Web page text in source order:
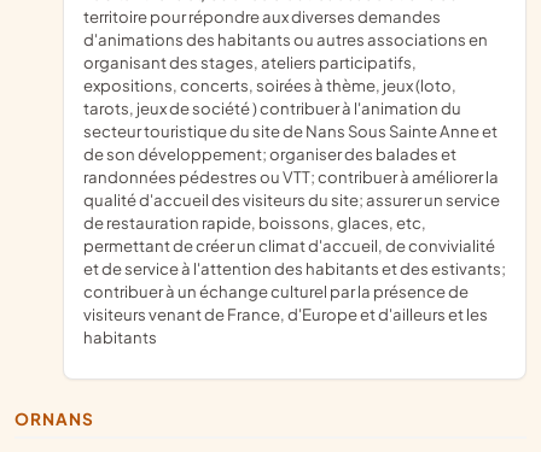
territoire pour répondre aux diverses demandes
d'animations des habitants ou autres associations en
organisant des stages, ateliers participatifs,
expositions, concerts, soirées à thème, jeux (loto,
tarots, jeux de société ) contribuer à l'animation du
secteur touristique du site de Nans Sous Sainte Anne et
de son développement; organiser des balades et
randonnées pédestres ou VTT; contribuer à améliorer la
qualité d'accueil des visiteurs du site; assurer un service
de restauration rapide, boissons, glaces, etc,
permettant de créer un climat d'accueil, de convivialité
et de service à l'attention des habitants et des estivants;
contribuer à un échange culturel par la présence de
visiteurs venant de France, d'Europe et d'ailleurs et les
habitants
ORNANS